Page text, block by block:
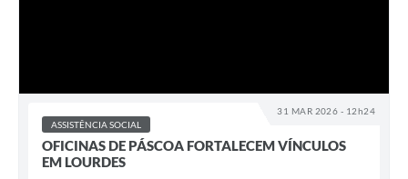
31 MAR 2026 - 12h24
ASSISTÊNCIA SOCIAL
OFICINAS DE PÁSCOA FORTALECEM VÍNCULOS
EM LOURDES